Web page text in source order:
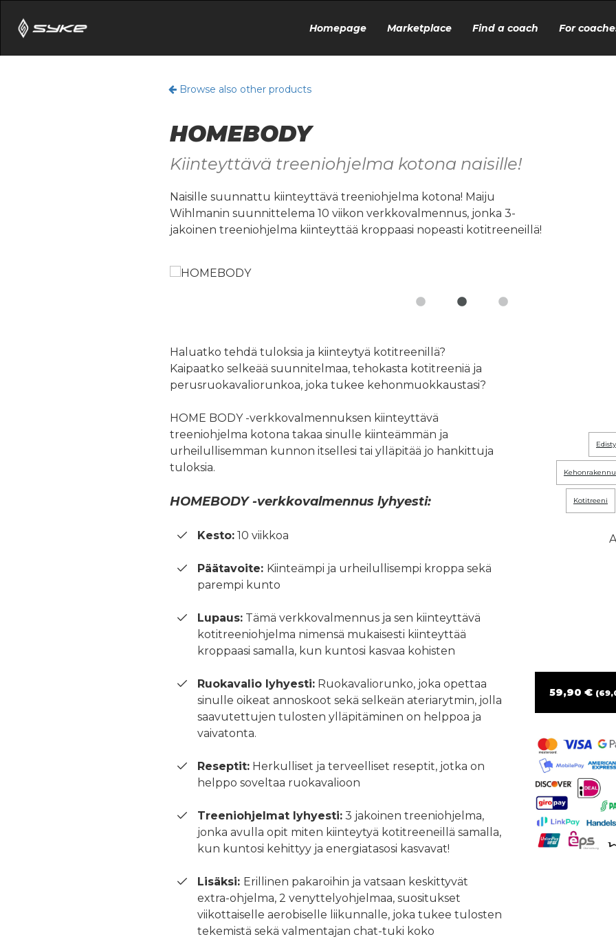
Homepage Marketplace Find a coach For
Browse also other products
HOMEBODY
Kiinteyttävä treeniohjelma kotona naisille!
Naisille suunnattu kiinteyttävä treeniohjelma kotona! Maiju
Wihlmanin suunnittelema 10 viikon verkkovalmennus, jonka 3-
jakoinen treeniohjelma kiinteyttää kroppaasi nopeasti kotitreeneillä!
Haluatko tehdä tuloksia ja kiinteytyä kotitreenillä?
Kaipaatko selkeää suunnitelmaa, tehokasta kotitreeniä ja
perusruokavaliorunkoa, joka tukee kehonmuokkaustasi?
HOME BODY -verkkovalmennuksen kiinteyttävä
treeniohjelma kotona takaa sinulle kiinteämmän ja
urheilullisemman kunnon itsellesi tai ylläpitää jo hankittuja
tuloksia.
HOMEBODY -verkkovalmennus lyhyesti:
Kesto: 10 viikkoa
Päätavoite: Kiinteämpi ja urheilullisempi kroppa sekä
parempi kunto
Lupaus: Tämä verkkovalmennus ja sen kiinteyttävä
kotitreeniohjelma nimensä mukaisesti kiinteyttää
kroppaasi samalla, kun kuntosi kasvaa kohisten
Ruokavalio lyhyesti: Ruokavaliorunko, joka opettaa
sinulle oikeat annoskoot sekä selkeän ateriarytmin, jolla
saavutettujen tulosten ylläpitäminen on helppoa ja
vaivatonta.
Reseptit: Herkulliset ja terveelliset reseptit, jotka on
helppo soveltaa ruokavalioon
Treeniohjelmat lyhyesti: 3 jakoinen treeniohjelma,
jonka avulla opit miten kiinteytyä kotitreeneillä samalla,
kun kuntosi kehittyy ja energiatasosi kasvavat!
Lisäksi: Erillinen pakaroihin ja vatsaan keskittyvät
extra-ohjelma, 2 venyttelyohjelmaa, suositukset
viikottaiselle aerobiselle liikunnalle, joka tukee tulosten
tekemistä sekä valmentajan chat-tuki koko
kotitreeni
59,90 €